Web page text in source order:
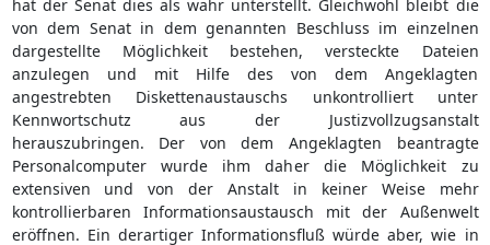
hat der Senat dies als wahr unterstellt. Gleichwohl bleibt die
von dem Senat in dem genannten Beschluss im einzelnen
dargestellte Möglichkeit bestehen, versteckte Dateien
anzulegen und mit Hilfe des von dem Angeklagten
angestrebten Diskettenaustauschs unkontrolliert unter
Kennwortschutz aus der Justizvollzugsanstalt
herauszubringen. Der von dem Angeklagten beantragte
Personalcomputer wurde ihm daher die Möglichkeit zu
extensiven und von der Anstalt in keiner Weise mehr
kontrollierbaren Informationsaustausch mit der Außenwelt
eröffnen. Ein derartiger Informationsfluß würde aber, wie in